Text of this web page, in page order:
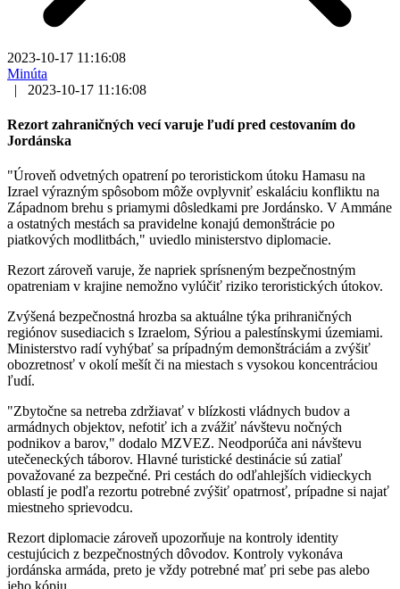
2023-10-17 11:16:08
Minúta
|
2023-10-17 11:16:08
Rezort zahraničných vecí varuje ľudí pred cestovaním do
Jordánska
"Úroveň odvetných opatrení po teroristickom útoku Hamasu na
Izrael výrazným spôsobom môže ovplyvniť eskaláciu konfliktu na
Západnom brehu s priamymi dôsledkami pre Jordánsko. V Ammáne
a ostatných mestách sa pravidelne konajú demonštrácie po
piatkových modlitbách," uviedlo ministerstvo diplomacie.
Rezort zároveň varuje, že napriek sprísneným bezpečnostným
opatreniam v krajine nemožno vylúčiť riziko teroristických útokov.
Zvýšená bezpečnostná hrozba sa aktuálne týka prihraničných
regiónov susediacich s Izraelom, Sýriou a palestínskymi územiami.
Ministerstvo radí vyhýbať sa prípadným demonštráciám a zvýšiť
obozretnosť v okolí mešít či na miestach s vysokou koncentráciou
ľudí.
"Zbytočne sa netreba zdržiavať v blízkosti vládnych budov a
armádnych objektov, nefotiť ich a zvážiť návštevu nočných
podnikov a barov," dodalo MZVEZ. Neodporúča ani návštevu
utečeneckých táborov. Hlavné turistické destinácie sú zatiaľ
považované za bezpečné. Pri cestách do odľahlejších vidieckych
oblastí je podľa rezortu potrebné zvýšiť opatrnosť, prípadne si najať
miestneho sprievodcu.
Rezort diplomacie zároveň upozorňuje na kontroly identity
cestujúcich z bezpečnostných dôvodov. Kontroly vykonáva
jordánska armáda, preto je vždy potrebné mať pri sebe pas alebo